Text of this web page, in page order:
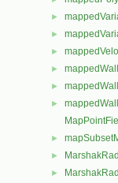
►
►
►
►
►
►
►
►
►